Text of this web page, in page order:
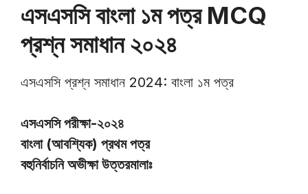
এসএসসি বাংলা ১ম পত্র MCQ
প্রশ্ন সমাধান ২০২৪
এসএসসি প্রশ্ন সমাধান 2024: বাংলা ১ম পত্র
এসএসসি পরীক্ষা-২০২৪
বাংলা (আবশ্যিক) প্রথম পত্র
বহুনির্বাচনি অভীক্ষা উত্তরমালাঃ